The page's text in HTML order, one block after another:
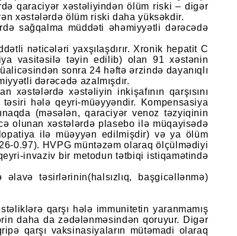
qaraciyər xəstəliyindən ölüm riski – digər
xəstələrdə ölüm riski daha yüksəkdir.
sağqalma müddəti əhəmiyyətli dərəcədə
nəticələri yaxşılaşdırır. Xronik hepatit C
vasitəsilə təyin edilib) olan 91 xəstənin
sonra 24 həftə ərzində dayanıqlı
dərəcədə azalmışdır.
xəstəliyin inkişafının qarşısını
hələ qeyri-müəyyəndir. Kompensasiya
(məsələn, qaraciyər venoz təzyiqinin
olunan xəstələrdə plasebo ilə müqayisədə
ilə müəyyən edilmişdir) və ya ölüm
0.97). HVPG müntəzəm olaraq ölçülmədiyi
invaziv bir metodun tətbiqi istiqamətində
təsirlərinin(halsızlıq, başgicəllənmə)
qarşı hələ immunitetin yaranmamış
daha da zədələnməsindən qoruyur. Digər
qarşı vaksinasiyaların mütəmadi olaraq